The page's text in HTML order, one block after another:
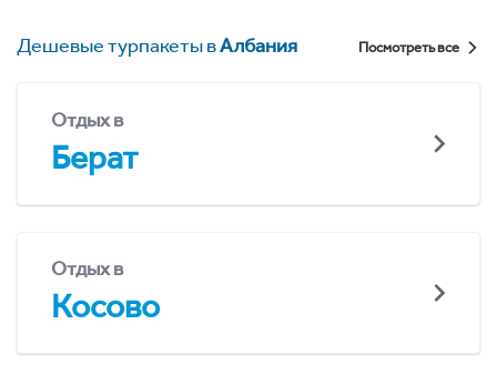
Дешевые турпакеты вАлбания Посмотреть все
Отдых в
Берат
Отдых в
Косово